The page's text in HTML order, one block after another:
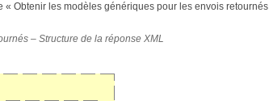
Obtenir les modèles génériques pour les envois retournés
– Structure de la réponse XML